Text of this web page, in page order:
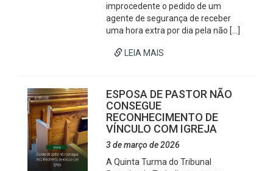
improcedente o pedido de um
agente de segurança de receber
uma hora extra por dia pela não […]
LEIA MAIS
ESPOSA DE PASTOR NÃO
CONSEGUE
RECONHECIMENTO DE
VÍNCULO COM IGREJA
3 de março de 2026
A Quinta Turma do Tribunal